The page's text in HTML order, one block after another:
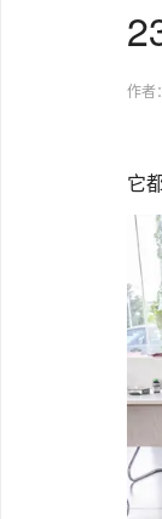
作者
它